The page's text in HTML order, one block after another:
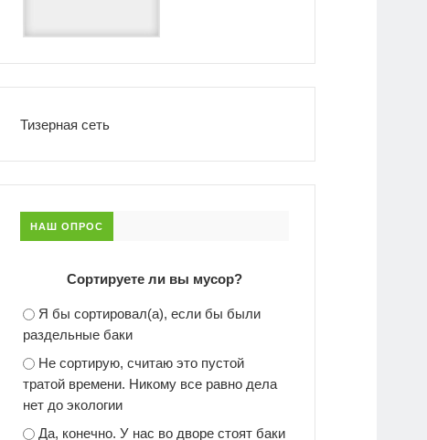
Тизерная сеть
НАШ ОПРОС
Сортируете ли вы мусор?
Я бы сортировал(а), если бы были
раздельные баки
Не сортирую, считаю это пустой
тратой времени. Никому все равно дела
нет до экологии
Да, конечно. У нас во дворе стоят баки